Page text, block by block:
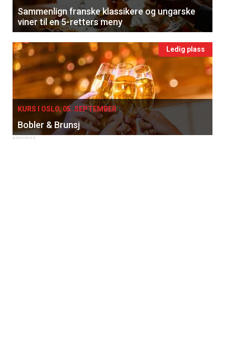
Sammenlign franske klassikere og ungarske
viner til en 5-retters meny
Ledig plass
KURS I OSLO, 05. SEPTEMBER
Bobler & Brunsj